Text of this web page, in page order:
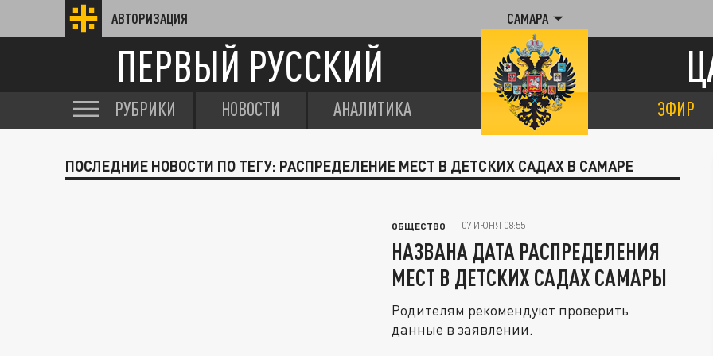
АВТОРИЗАЦИЯ САМАРА
ПЕРВЫЙ РУССКИЙ
РУБРИКИ НОВОСТИ АНАЛИТИКА ЭФИР
ПОСЛЕДНИЕ НОВОСТИ ПО ТЕГУ: РАСПРЕДЕЛЕНИЕ МЕСТ В ДЕТСКИХ САДАХ В САМАРЕ
ОБЩЕСТВО 07 ИЮНЯ 08:55
НАЗВАНА ДАТА РАСПРЕДЕЛЕНИЯ
МЕСТ В ДЕТСКИХ САДАХ САМАРЫ
Родителям рекомендуют проверить
данные в заявлении.